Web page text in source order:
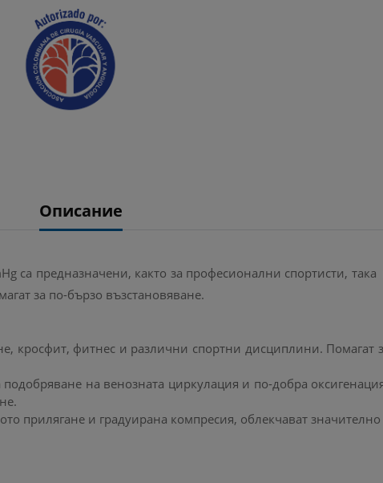
Описание
са предназначени, както за професионални спортисти,
за по-бързо възстановяване.
кросфит, фитнес и различни спортни дисциплини. Помагат
на венозната циркулация и по-добра
прилягане и градуирана компресия, облекчават значително